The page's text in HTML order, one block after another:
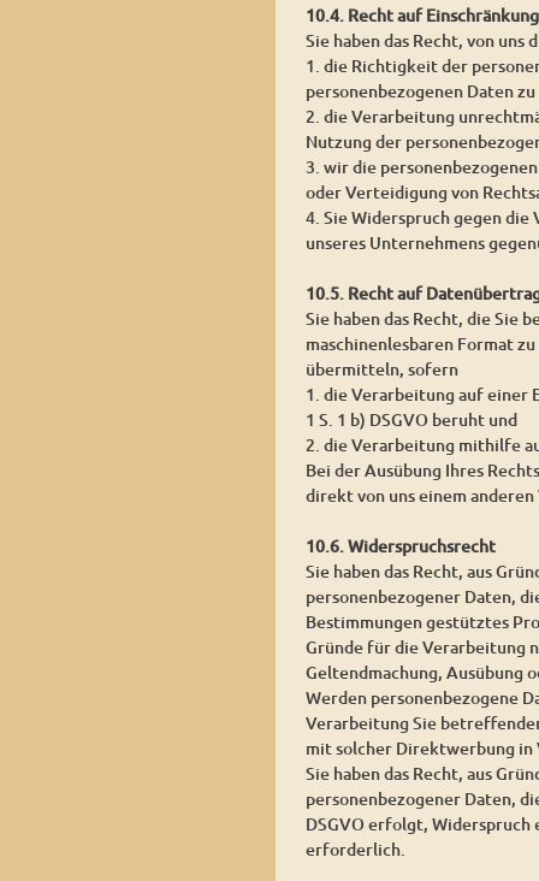
10.4. Recht auf
Sie haben das Recht, von
1. die Richtigkeit der
personenbezogenen Daten
2. die Verarbeitung
Nutzung der
3. wir die
oder Verteidigung von
4. Sie Widerspruch gegen
unseres Unternehmens
10.5. Recht auf
Sie haben das Recht, die Sie
maschinenlesbaren Format
übermitteln, sofern
1. die Verarbeitung auf einer
1 S. 1 b) DSGVO beruht und
2. die Verarbeitung mithilfe
Bei der Ausübung Ihres
direkt von uns einem
10.6. Widerspruchsrecht
Sie haben das Recht, aus
personenbezogener Daten,
Bestimmungen gestütztes
Gründe für die Verarbeitung
Geltendmachung, Ausübung
Werden personenbezogene
Verarbeitung Sie
mit solcher Direktwerbung in
Sie haben das Recht, aus
personenbezogener Daten,
DSGVO erfolgt,
erforderlich.